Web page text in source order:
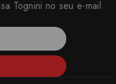
Tognini no seu e-mail